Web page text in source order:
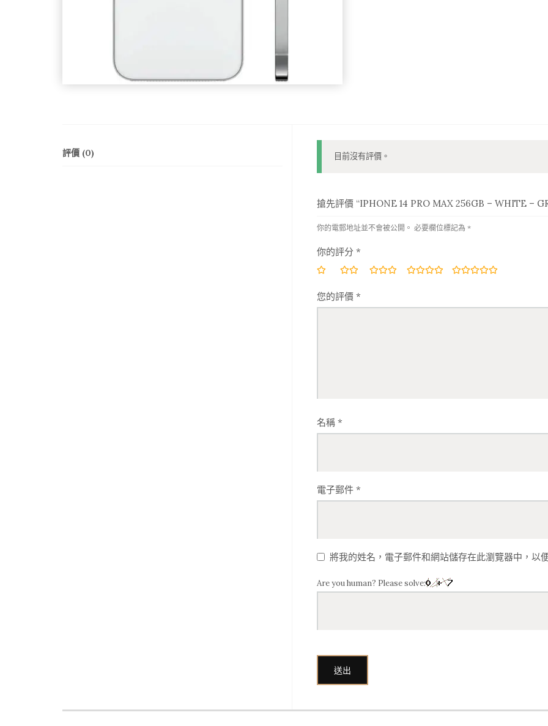
數
評價 (0) 目前沒有評價。
搶先評價 “IPHONE 14 PRO MAX 256GB – WHITE –
你的電郵地址並不會被公開。 必要欄位標記為 *
你的評分 *
您的評價 *
名稱 *
電子郵件 *
將我的姓名，電子郵件和網站儲存在此瀏覽器中，以
Are you human? Please solve: